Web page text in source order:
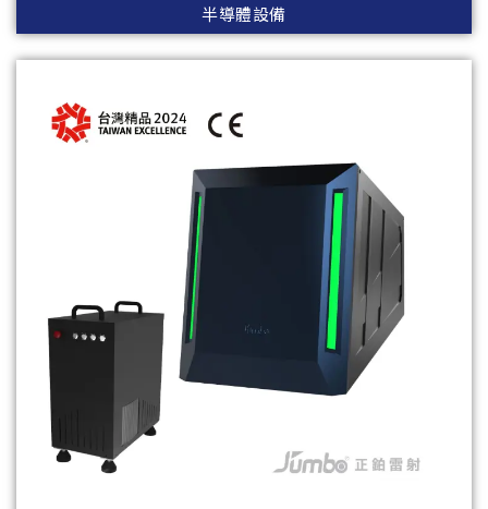
半導體設備